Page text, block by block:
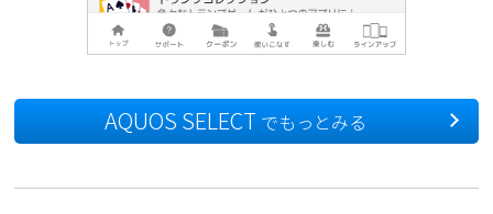
AQUOS SELECT でもっとみる